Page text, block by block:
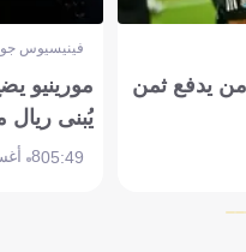
يدفع ثمن
فينيسيوس
مورينيو
يُبنى ريال
05:498 أغسطس 2026